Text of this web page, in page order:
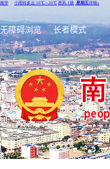
无障碍浏览 长者模式